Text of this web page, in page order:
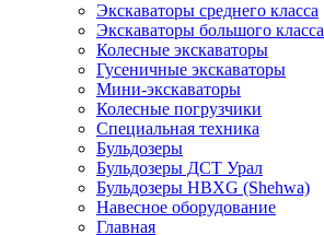
Экскаваторы среднего класса
Экскаваторы большого класса
Колесные экскаваторы
Гусеничные экскаваторы
Мини-экскаваторы
Колесные погрузчики
Специальная техника
Бульдозеры
Бульдозеры ДСТ Урал
Бульдозеры HBXG (Shehwa)
Навесное оборудование
Главная